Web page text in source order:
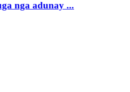
nga adunay ...